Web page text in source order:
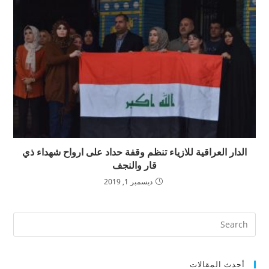
الدار العراقية للازياء تنظم وقفة حداد على ارواح شهداء ذي
قار والنجف
ديسمبر 1, 2019
أحدث المقالات